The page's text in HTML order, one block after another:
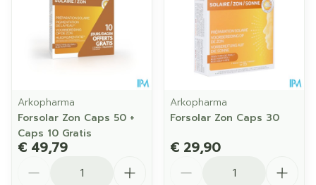
Arkopharma
Forsolar Zon Caps 50 +
Caps 10 Gratis
€ 49,79
Arkopharma
Forsolar Zon Caps 30
€ 29,90